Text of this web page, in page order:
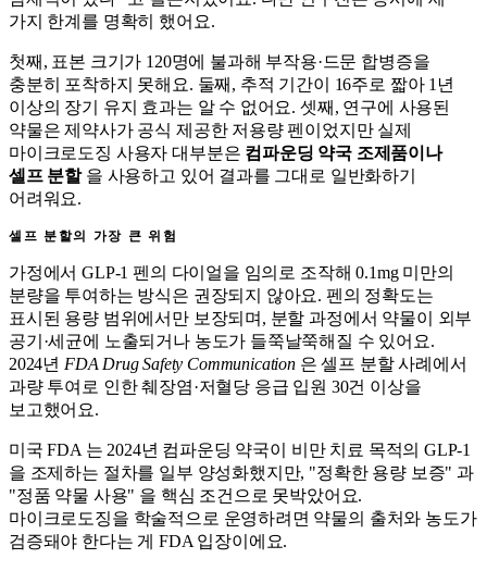
가지 한계를 명확히 했어요.
첫째, 표본 크기가 120명에 불과해 부작용·드문 합병증을
충분히 포착하지 못해요. 둘째, 추적 기간이 16주로 짧아 1년
이상의 장기 유지 효과는 알 수 없어요. 셋째, 연구에 사용된
약물은 제약사가 공식 제공한 저용량 펜이었지만 실제
마이크로도징 사용자 대부분은 컴파운딩 약국 조제품이나
셀프 분할을 사용하고 있어 결과를 그대로 일반화하기
어려워요.
셀프 분할의 가장 큰 위험
가정에서 GLP-1 펜의 다이얼을 임의로 조작해 0.1mg 미만의
분량을 투여하는 방식은 권장되지 않아요. 펜의 정확도는
표시된 용량 범위에서만 보장되며, 분할 과정에서 약물이 외부
공기·세균에 노출되거나 농도가 들쭉날쭉해질 수 있어요.
2024년 FDA Drug Safety Communication은 셀프 분할 사례에서
과량 투여로 인한 췌장염·저혈당 응급 입원 30건 이상을
보고했어요.
미국 FDA 는 2024년 컴파운딩 약국이 비만 치료 목적의 GLP-1
을 조제하는 절차를 일부 양성화했지만, "정확한 용량 보증" 과
"정품 약물 사용" 을 핵심 조건으로 못박았어요.
마이크로도징을 학술적으로 운영하려면 약물의 출처와 농도가
검증돼야 한다는 게 FDA 입장이에요.